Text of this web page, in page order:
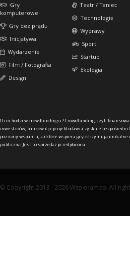
Gry
komputerowe
Gry bez prądu
Inicjatywa
Wydarzenie
Film / Fotografia
Design
Teatr / Taniec
Technologie
Wyprawy
Sport
Startup
Ekologia
O co chodzi w crowdfundingu ?Crowdfunding, czyli
inwestorów, banków itp. projektodawca zyskuje
poziomy wsparcia, za które wspierający otrzymują
publiczna. Jest to sprzedaż przedpłacona.
© Copyright 2013 - 2026 Wspieram.to. All